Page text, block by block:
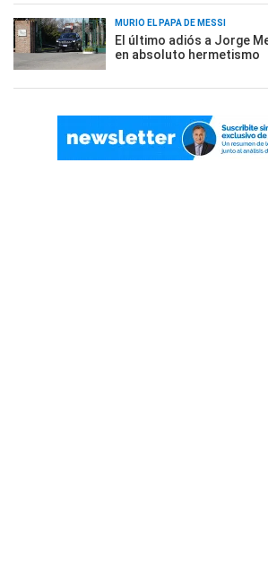
MURIÓ EL PAPÁ DE MESSI
El último adiós a Jorge
en absoluto hermetismo